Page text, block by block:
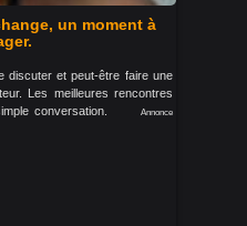
un moment à
discuter et peut-être faire une
Les meilleures rencontres
simple conversation.
Annonce